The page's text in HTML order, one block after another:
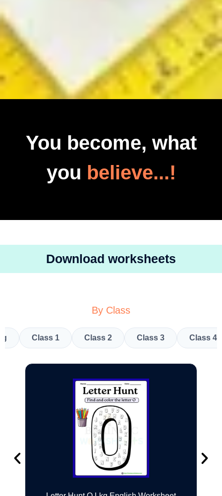
You become, what
you believe...!
Download worksheets
By Class
Class 1 Class 2 Class 3 Class 4